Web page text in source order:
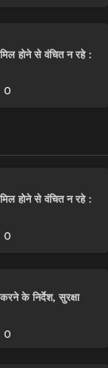
होने से वंचित न रहे :
0
होने से वंचित न रहे :
0
करने के निर्देश, सुरक्षा
0